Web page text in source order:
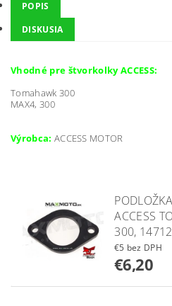
POPIS
DISKUSIA
Vhodné pre štvorkolky ACCESS:
Tomahawk 300
MAX4, 300
Výrobca: ACCESS MOTOR
ACCESS
300,
€5 bez DPH
€6,20